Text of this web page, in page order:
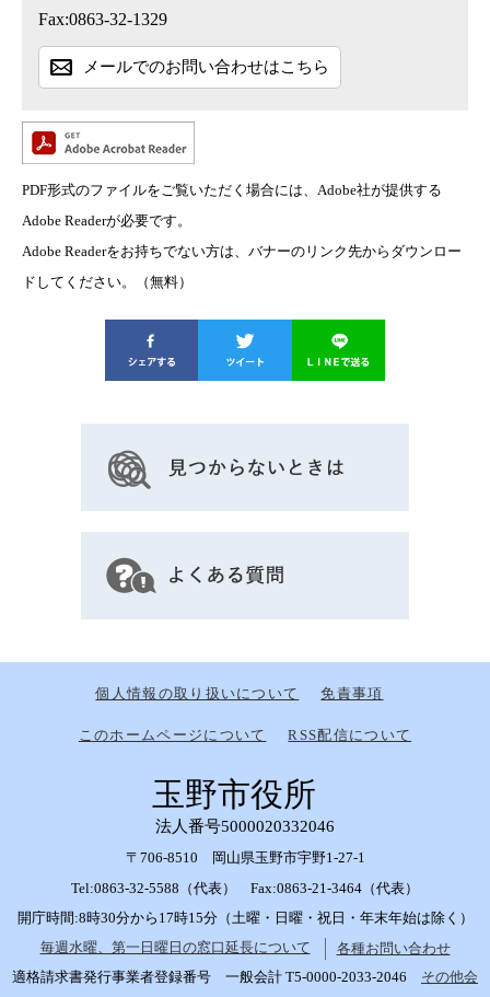
Fax:0863-32-1329
メールでのお問い合わせはこちら
PDF形式のファイルをご覧いただく場合には、Adobe社が提供する
Adobe Readerが必要です。
Adobe Readerをお持ちでない方は、バナーのリンク先からダウンロー
ドしてください。（無料）
個人情報の取り扱いについて 免責事項
このホームページについて RSS配信について
玉野市役所
法人番号5000020332046
〒706-8510 岡山県玉野市宇野1-27-1
Tel:0863-32-5588（代表） Fax:0863-21-3464（代表）
開庁時間:8時30分から17時15分（土曜・日曜・祝日・年末年始は除く）
毎週水曜、第一日曜日の窓口延長について
各種お問い合わせ
適格請求書発行事業者登録番号 一般会計 T5-0000-2033-2046 その他会